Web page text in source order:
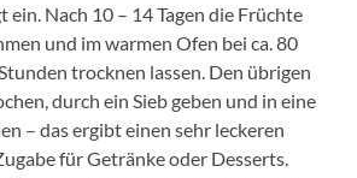
Nach 10 – 14 Tagen die Früchte
und im warmen Ofen bei ca. 80
trocknen lassen. Den übrigen
durch ein Sieb geben und in eine
– das ergibt einen sehr leckeren
für Getränke oder Desserts.